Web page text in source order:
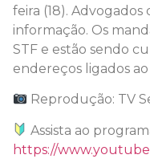
feira (18).
informação. Os
STF e estão sendo
endereços ligados
Reprodução: TV
Assista ao
https://